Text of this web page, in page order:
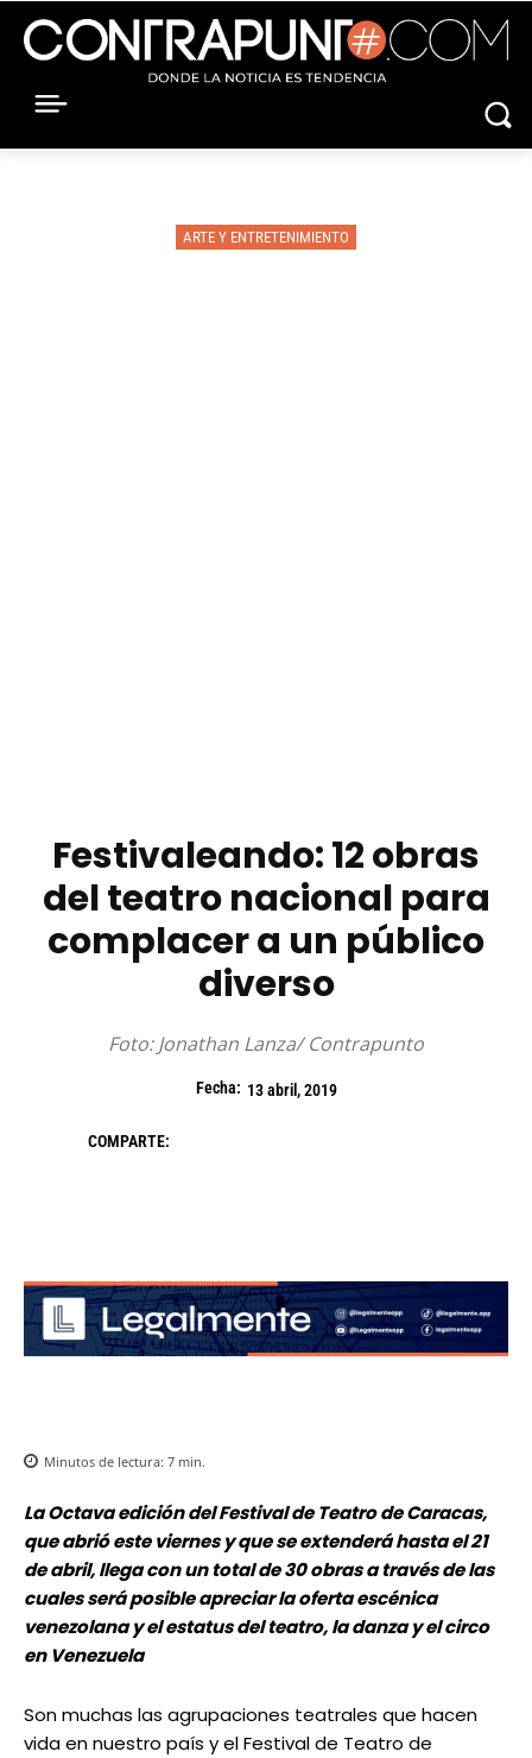
ARTE Y ENTRETENIMIENTO
Festivaleando: 12 obras
del teatro nacional para
complacer a un público
diverso
Foto: Jonathan Lanza/ Contrapunto
Fecha: 13 abril, 2019
COMPARTE:
Minutos de lectura: 7 min.
La Octava edición del Festival de Teatro de Caracas,
que abrió este viernes y que se extenderá hasta el 21
de abril, llega con un total de 30 obras a través de las
cuales será posible apreciar la oferta escénica
venezolana y el estatus del teatro, la danza y el circo
en Venezuela
Son muchas las agrupaciones teatrales que hacen
vida en nuestro país y el Festival de Teatro de